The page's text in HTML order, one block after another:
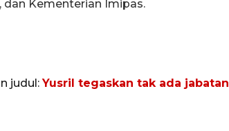
dan Kementerian Imipas.
judul:Yusril tegaskan tak ada jabatan